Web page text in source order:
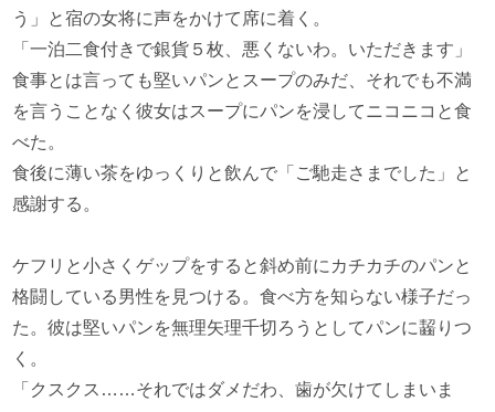
う」と宿の女将に声をかけて席に着く。
「一泊二食付きで銀貨５枚、悪くないわ。いただきます」
食事とは言っても堅いパンとスープのみだ、それでも不満
を言うことなく彼女はスープにパンを浸してニコニコと食
べた。
食後に薄い茶をゆっくりと飲んで「ご馳走さまでした」と
感謝する。
ケフリと小さくゲップをすると斜め前にカチカチのパンと
格闘している男性を見つける。食べ方を知らない様子だっ
た。彼は堅いパンを無理矢理千切ろうとしてパンに齧りつ
く。
「クスクス……それではダメだわ、歯が欠けてしまいま